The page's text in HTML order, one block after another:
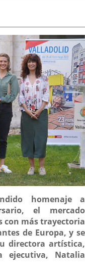
aplicación
externa.
homenaje a
el mercado
con más trayectoria
de Europa, y se
directora artística,
Natalia